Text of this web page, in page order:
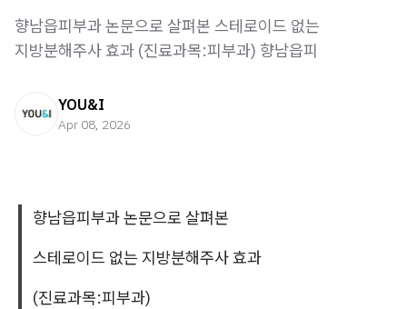
향남읍피부과 논문으로 살펴본 스테로이드 없는
지방분해주사 효과 (진료과목:피부과) 향남읍피
YOU&I
Apr 08, 2026
향남읍피부과 논문으로 살펴본
스테로이드 없는 지방분해주사 효과
(진료과목:피부과)